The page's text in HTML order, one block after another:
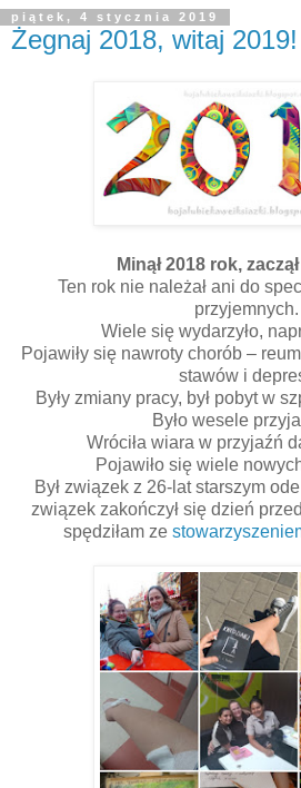
piątek, 4 stycznia 2019
Żegnaj 2018, witaj 2019!
Minął 2018 rok,
Ten rok nie należał ani do
przyjemnych.
Wiele się wydarzyło,
Pojawiły się nawroty chorób –
stawów i
Były zmiany pracy, był pobyt w
Było wesele
Wróciła wiara w przyjaźń
Pojawiło się wiele
Był związek z 26-lat starszym
związek zakończył się dzień
spędziłam ze